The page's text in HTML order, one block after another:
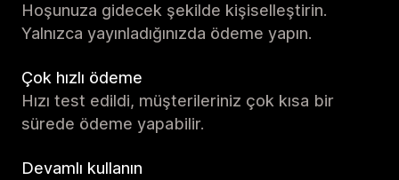
Hoşunuza gidecek şekilde kişiselleştirin.
Yalnızca yayınladığınızda ödeme yapın.
Çok hızlı ödeme
Hızı test edildi, müşterileriniz çok kısa bir
sürede ödeme yapabilir.
Devamlı kullanın